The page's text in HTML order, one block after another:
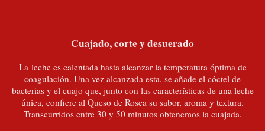
Cuajado, corte y desuerado
La leche es calentada hasta alcanzar la temperatura óptima de
coagulación. Una vez alcanzada esta, se añade el cóctel de
bacterias y el cuajo que, junto con las características de una leche
única, confiere al Queso de Rosca su sabor, aroma y textura.
Transcurridos entre 30 y 50 minutos obtenemos la cuajada.